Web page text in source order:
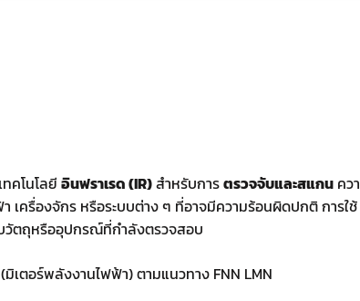
คโนโลยีอินฟราเรด (IR)สำหรับการตรวจจับและสแกน คว
เครื่องจักร หรือระบบต่าง ๆ ที่อาจมีความร้อนผิดปกติ การใ
ตถุหรืออุปกรณ์ที่กำลังตรวจสอบ
เตอร์พลังงานไฟฟ้า) ตามแนวทาง FNN LMN